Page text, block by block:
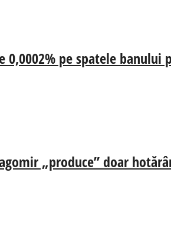
pe spatele banului
„produce” doar